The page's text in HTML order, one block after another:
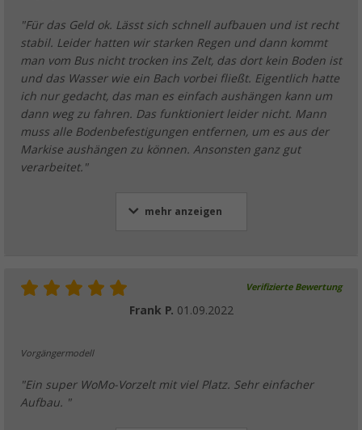
"Für das Geld ok. Lässt sich schnell aufbauen und ist recht
stabil. Leider hatten wir starken Regen und dann kommt
man vom Bus nicht trocken ins Zelt, das dort kein Boden ist
und das Wasser wie ein Bach vorbei fließt. Eigentlich hatte
ich nur gedacht, das man es einfach aushängen kann um
dann weg zu fahren. Das funktioniert leider nicht. Mann
muss alle Bodenbefestigungen entfernen, um es aus der
Markise aushängen zu können. Ansonsten ganz gut
verarbeitet."
mehr anzeigen
Verifizierte Bewertung
Frank P. 01.09.2022
Vorgängermodell
"Ein super WoMo-Vorzelt mit viel Platz. Sehr einfacher
Aufbau. "